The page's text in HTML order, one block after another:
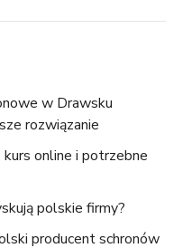
w Drawsku
rozwiązanie
online i potrzebne
polskie firmy?
producent schronów